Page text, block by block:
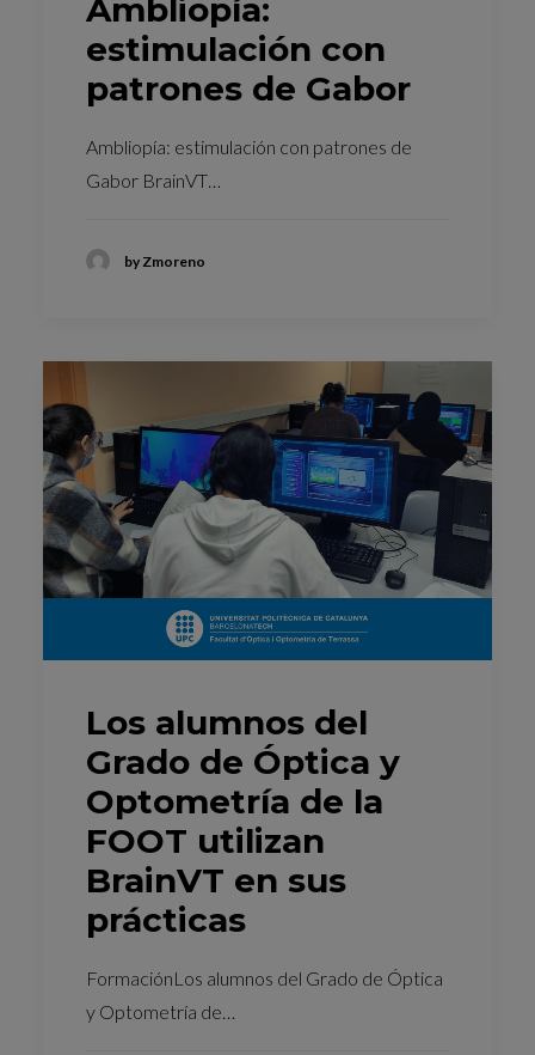
Ambliopía:
estimulación con
patrones de Gabor
Ambliopía: estimulación con patrones de
Gabor BrainVT…
by Zmoreno
Los alumnos del
Grado de Óptica y
Optometría de la
FOOT utilizan
BrainVT en sus
prácticas
FormaciónLos alumnos del Grado de Óptica
y Optometría de…